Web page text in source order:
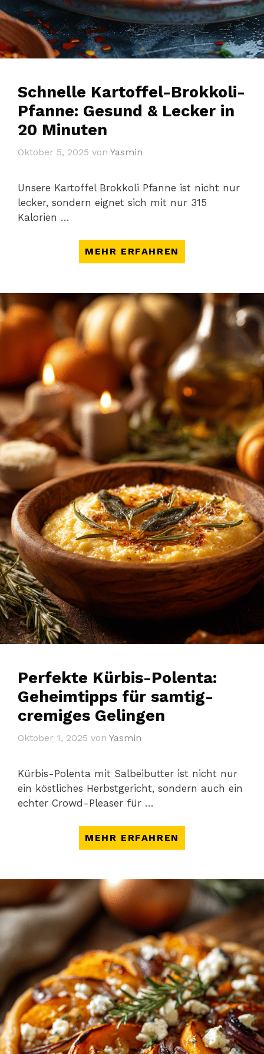
Schnelle Kartoffel-Brokkoli-
Pfanne: Gesund & Lecker in
20 Minuten
Oktober 5, 2025 vonYasmin
Unsere Kartoffel Brokkoli Pfanne ist nicht nur
lecker, sondern eignet sich mit nur 315
Kalorien …
MEHR ERFAHREN
Perfekte Kürbis-Polenta:
Geheimtipps für samtig-
cremiges Gelingen
Oktober 1, 2025 vonYasmin
Kürbis-Polenta mit Salbeibutter ist nicht nur
ein köstliches Herbstgericht, sondern auch ein
echter Crowd-Pleaser für …
MEHR ERFAHREN